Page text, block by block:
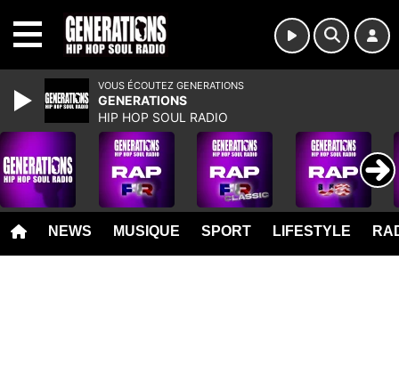
NEWS MUSIQUE SPORT LIFESTYLE
VOUS ÉCOUTEZ GENERATIONS
GENERATIONS
HIP HOP SOUL RADIO